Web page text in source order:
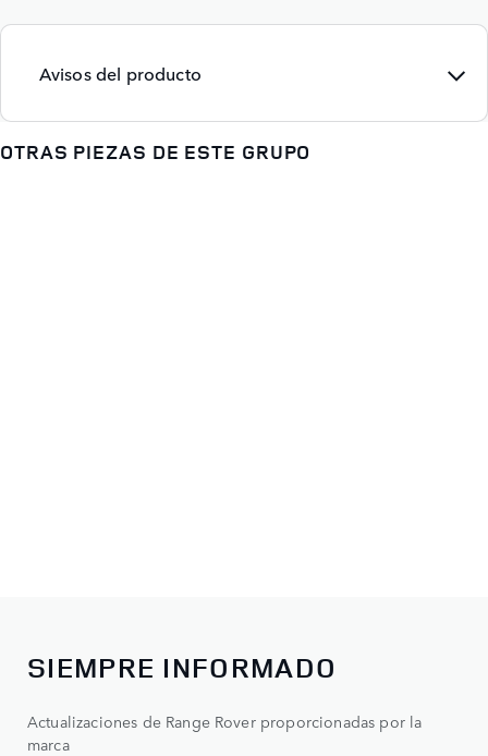
Avisos del producto
OTRAS PIEZAS DE ESTE GRUPO
SIEMPRE INFORMADO
Actualizaciones de Range Rover proporcionadas por la
marca